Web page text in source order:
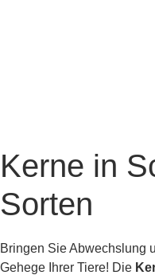
Kerne in
Sorten
Bringen Sie Abwechslung
Gehege Ihrer Tiere! Die